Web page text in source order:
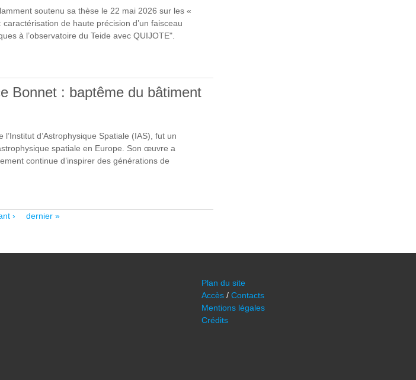
soutenu sa thèse le 22 mai 2026 sur les «
de haute précision d’un faisceau
à l’observatoire du Teide avec QUIJOTE".
DOCTEURE À L’IAS
Bonnet : baptême du bâtiment
d’Astrophysique Spatiale (IAS), fut un
spatiale en Europe. Son œuvre a
continue d’inspirer des générations de
BONNET : BAPTÊME DU BÂTIMENT DE L’IAS
› dernier »
Plan du site
Accès / Contacts
Mentions légales
Crédits